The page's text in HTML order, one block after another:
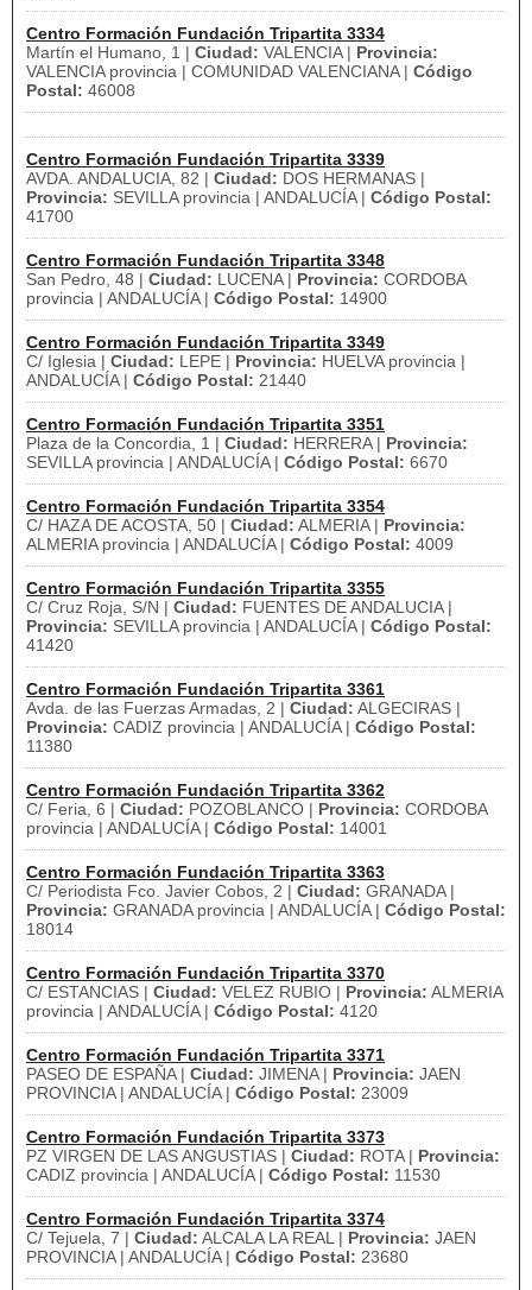
Centro Formación Fundación Tripartita 3334
Martín el Humano, 1 | Ciudad: VALENCIA | Provincia:
VALENCIA provincia | COMUNIDAD VALENCIANA | Código
Postal: 46008
Centro Formación Fundación Tripartita 3339
AVDA. ANDALUCIA, 82 | Ciudad: DOS HERMANAS |
Provincia: SEVILLA provincia | ANDALUCÍA | Código Postal:
41700
Centro Formación Fundación Tripartita 3348
San Pedro, 48 | Ciudad: LUCENA | Provincia: CORDOBA
provincia | ANDALUCÍA | Código Postal: 14900
Centro Formación Fundación Tripartita 3349
C/ Iglesia | Ciudad: LEPE | Provincia: HUELVA provincia |
ANDALUCÍA | Código Postal: 21440
Centro Formación Fundación Tripartita 3351
Plaza de la Concordia, 1 | Ciudad: HERRERA | Provincia:
SEVILLA provincia | ANDALUCÍA | Código Postal: 6670
Centro Formación Fundación Tripartita 3354
C/ HAZA DE ACOSTA, 50 | Ciudad: ALMERIA | Provincia:
ALMERIA provincia | ANDALUCÍA | Código Postal: 4009
Centro Formación Fundación Tripartita 3355
C/ Cruz Roja, S/N | Ciudad: FUENTES DE ANDALUCIA |
Provincia: SEVILLA provincia | ANDALUCÍA | Código Postal:
41420
Centro Formación Fundación Tripartita 3361
Avda. de las Fuerzas Armadas, 2 | Ciudad: ALGECIRAS |
Provincia: CADIZ provincia | ANDALUCÍA | Código Postal:
11380
Centro Formación Fundación Tripartita 3362
C/ Feria, 6 | Ciudad: POZOBLANCO | Provincia: CORDOBA
provincia | ANDALUCÍA | Código Postal: 14001
Centro Formación Fundación Tripartita 3363
C/ Periodista Fco. Javier Cobos, 2 | Ciudad: GRANADA |
Provincia: GRANADA provincia | ANDALUCÍA | Código Postal:
18014
Centro Formación Fundación Tripartita 3370
C/ ESTANCIAS | Ciudad: VELEZ RUBIO | Provincia: ALMERIA
provincia | ANDALUCÍA | Código Postal: 4120
Centro Formación Fundación Tripartita 3371
PASEO DE ESPAÑA | Ciudad: JIMENA | Provincia: JAEN
PROVINCIA | ANDALUCÍA | Código Postal: 23009
Centro Formación Fundación Tripartita 3373
PZ VIRGEN DE LAS ANGUSTIAS | Ciudad: ROTA | Provincia:
CADIZ provincia | ANDALUCÍA | Código Postal: 11530
Centro Formación Fundación Tripartita 3374
C/ Tejuela, 7 | Ciudad: ALCALA LA REAL | Provincia: JAEN
PROVINCIA | ANDALUCÍA | Código Postal: 23680